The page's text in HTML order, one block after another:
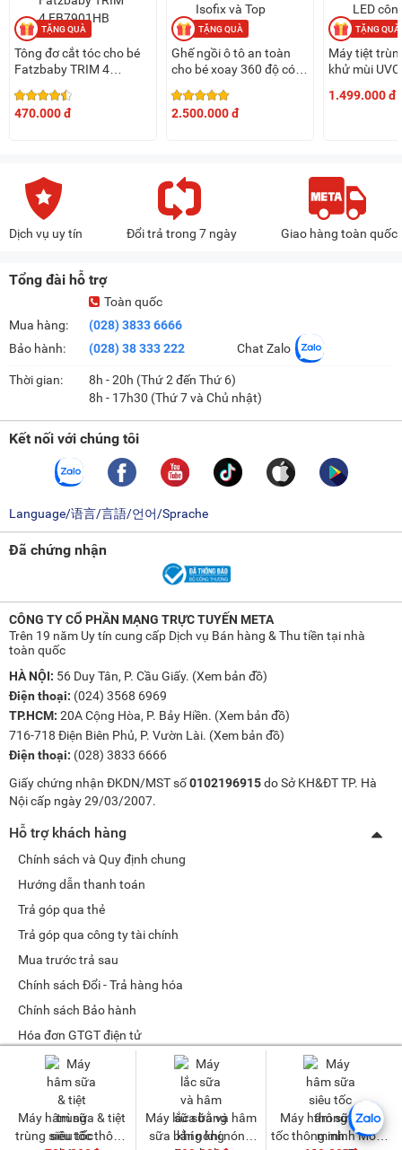
Máy hâm sữa & tiệt
trùng siêu tốc thông
Máy lắc sữa và hâm
sữa bằng khí nóng
Máy hâm sữa siêu
tốc thông minh Mono
Tông đơ cắt tóc cho bé
Fatzbaby TRIM 4
470.000 đ
Ghế ngồi ô tô an toàn
cho bé xoay 360 độ có
Fatzbaby Protect 1,
Model 916
2.500.000 đ
Máy tiệt
khử mùi
Plasmax 10
1.499.000 đ
Dịch vụ uy tín Đổi trả trong 7 ngày Giao hàng toàn quốc
Tổng đài hỗ trợ
Mua hàng:
Bảo hành:
Toàn quốc
(028) 3833 6666
(028) 38 333 222
Chat Zalo
Thời gian:
8h - 20h (Thứ 2 đến Thứ 6)
8h - 17h30 (Thứ 7 và Chủ nhật)
Kết nối với chúng tôi
Language/语言/言語/언어/Sprache
Đã chứng nhận
CÔNG TY CỔ PHẦN MẠNG TRỰC TUYẾN META
Trên 19 năm Uy tín cung cấp Dịch vụ Bán hàng & Thu tiền tại nhà
toàn quốc
HÀ NỘI: 56 Duy Tân, P. Cầu Giấy. (Xem bản đồ)
Điện thoại: (024) 3568 6969
TP.HCM: 20A Cộng Hòa, P. Bảy Hiền. (Xem bản đồ)
716-718 Điện Biên Phủ, P. Vườn Lài. (Xem bản đồ)
Điện thoại: (028) 3833 6666
Giấy chứng nhận ĐKDN/MST số0102196915do Sở KH&ĐT TP. Hà
Nội cấp ngày 29/03/2007.
Hỗ trợ khách hàng
Chính sách và Quy định chung
Hướng dẫn thanh toán
Trả góp qua thẻ
Trả góp qua công ty tài chính
Mua trước trả sau
Chính sách Đổi - Trả hàng hóa
Chính sách Bảo hành
Hóa đơn GTGT điện tử
Chính sách bảo mật dữ liệu cá nhân
Tư vấn sản phẩm
Quản lý tài khoản